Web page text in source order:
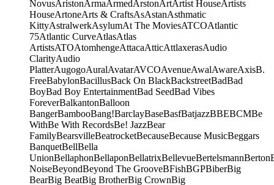
NovusAristonArmaArmedArstonArtArtist HouseArtists
HouseArtoneArts & CraftsAsAstanAsthmatic
KittyAstralwerkAsylumAt The MoviesATCOAtlantic
75Atlantic CurveAtlasAtlas
ArtistsATOAtomhengeAttacaAtticAttlaxerasAudio
ClarityAudio
PlatterAugogoAuralAvatarAVCOAvenueAwalAwareAxisB.
FreeBabylonBacillusBack On BlackBackstreetBadBad
BoyBad Boy EntertainmentBad SeedBad Vibes
ForeverBalkantonBalloon
BangerBambooBang!BarclayBaseBasfBatjazzBBEBCMBe
WithBe With RecordsBe! JazzBear
FamilyBearsvilleBeatrocketBecauseBecause MusicBeggars
BanquetBellBella
UnionBellaphonBellaponBellatrixBellevueBertelsmannBerton
NoiseBeyondBeyond The GrooveBFishBGPBiberBig
BearBig BeatBig BrotherBig CrownBig